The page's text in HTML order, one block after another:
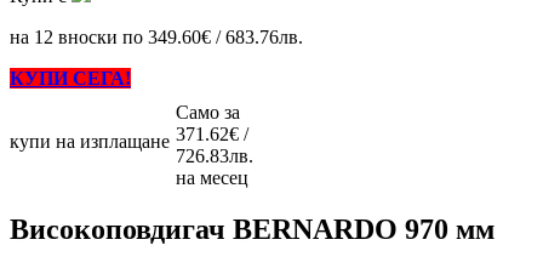
на 12 вноски по 349.60€ / 683.76лв.
КУПИ СЕГА!
купи на изплащане
Само за
371.62€ /
726.83лв.
на месец
Високоповдигач BERNARDO 970 мм